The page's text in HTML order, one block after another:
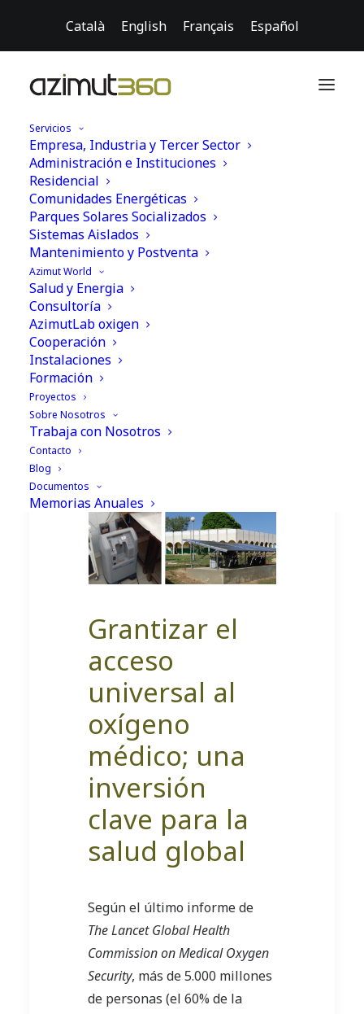
Català English Français Español
Servicios
Empresa, Industria y Tercer Sector
Administración e Instituciones
Residencial
Comunidades Energéticas
Parques Solares Socializados
Sistemas Aislados
Mantenimiento y Postventa
Azimut World
Salud y Energia
Consultoría
AzimutLab oxigen
Cooperación
Instalaciones
Formación
Proyectos
Sobre Nosotros
Trabaja con Nosotros
Contacto
Blog
Documentos
Memorias Anuales
Garantizar el acceso
universal al oxígeno
médico
Tiempo de lectura: 3 min
Grantizar el
acceso
universal al
oxígeno
médico; una
inversión
clave para la
salud global
Según el último informe de
The Lancet Global Health
Commission on Medical Oxygen
Security, más de 5.000 millones
de personas (el 60% de la